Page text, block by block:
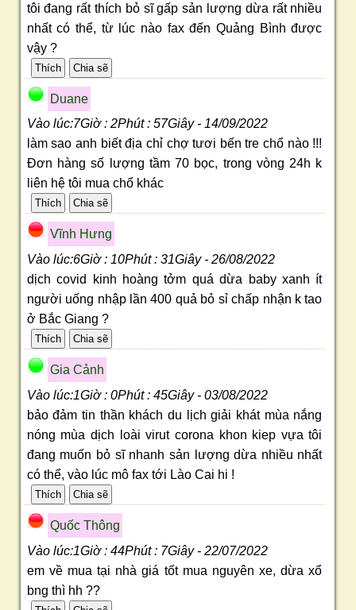
tôi đang rất thích bỏ sĩ gấp sản lượng dừa rất nhiều
nhất có thể, từ lúc nào fax đến Quảng Bình được
vậy ?
Duane
Vào lúc:7Giờ : 2Phút : 57Giây - 14/09/2022
làm sao anh biết địa chỉ chợ tươi bến tre chổ nào !!!
Đơn hàng số lượng tầm 70 bọc, trong vòng 24h k
liên hệ tôi mua chổ khác
Vĩnh Hưng
Vào lúc:6Giờ : 10Phút : 31Giây - 26/08/2022
dịch covid kinh hoàng tởm quá dừa baby xanh ít
người uống nhập lần 400 quả bỏ sỉ chấp nhận k tao
ở Bắc Giang ?
Gia Cảnh
Vào lúc:1Giờ : 0Phút : 45Giây - 03/08/2022
bảo đảm tin thần khách du lịch giải khát mùa nắng
nóng mùa dịch loài virut corona khon kiep vựa tôi
đang muốn bỏ sĩ nhanh sản lượng dừa nhiều nhất
có thể, vào lúc mô fax tới Lào Cai hi !
Quốc Thông
Vào lúc:1Giờ : 44Phút : 7Giây - 22/07/2022
em về mua tại nhà giá tốt mua nguyên xe, dừa xổ
bng thì hh ??